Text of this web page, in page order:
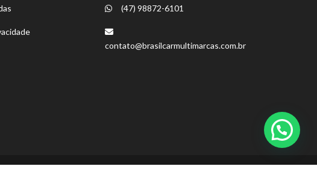
(47) 98872-6101
contato@brasilcarmultimarcas.com.br